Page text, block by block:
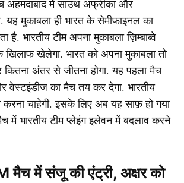
अहमदाबाद में साउथ अफ्रीका और
यह मुकाबला ही भारत के सेमीफाइनल का
है. भारतीय टीम अपना मुकाबला ज़िम्बाब्वे
खेलेगा. भारत को अपना मुकाबला तो
कितना अंतर से जीतना होगा. यह पहला मैच
वेस्टइंडीज का मैच तय कर देगा. भारतीय
चाहेगी. इसके लिए अब यह साफ़ हो गया
में भारतीय टीम प्लेइंग इलेवन में बदलाव करने
मैच में संजू की एंट्री, अक्षर को